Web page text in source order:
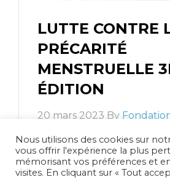
LUTTE CONTRE
PRÉCARITÉ
MENSTRUELLE
ÉDITION
20 mars 2023 By
C'est toujours un plaisir
#FondationGrafica de
élan de solidarité . Ce 08
Nous utilisons des cookies sur
vous offrir l'expérience la plus
mémorisant vos préférences et
visites. En cliquant sur « Tout